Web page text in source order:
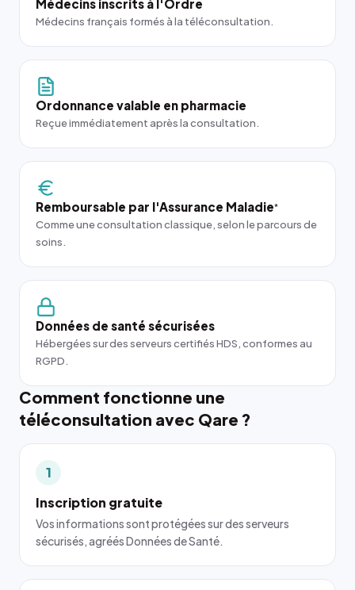
Médecins inscrits à l'Ordre
Médecins français formés à la téléconsultation.
Ordonnance valable en pharmacie
Reçue immédiatement après la consultation.
Remboursable par l'Assurance Maladie*
Comme une consultation classique, selon le parcours de
soins.
Données de santé sécurisées
Hébergées sur des serveurs certifiés HDS, conformes au
RGPD.
Comment fonctionne une
téléconsultation avec Qare ?
1
Inscription gratuite
Vos informations sont protégées sur des serveurs
sécurisés, agréés Données de Santé.